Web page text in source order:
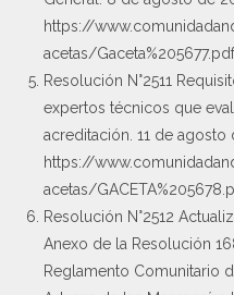
https://
acetas/Gaceta%205677.pdf
Resolución N°2511
expertos técnicos que
acreditación. 11 de agosto
https://
acetas/
Resolución N°2512
Anexo de la Resolución
Reglamento Comunitario